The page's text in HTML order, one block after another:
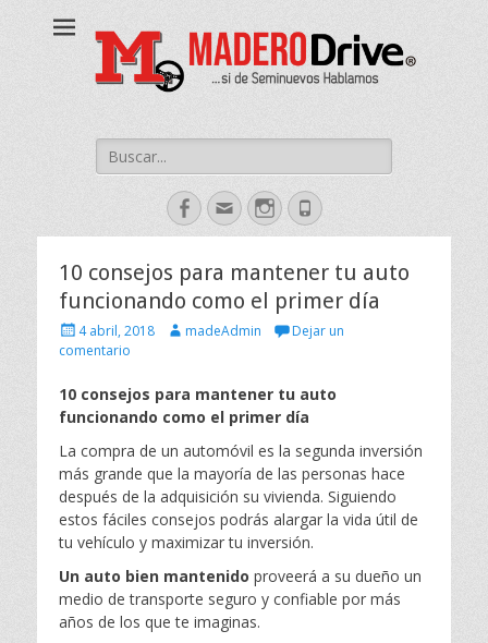
Buscar:
Facebook
Correo
electrónico
Instagram
Phone
10 consejos para mantener tu auto
funcionando como el primer día
E
s
r
i
t
o
e
4 abril, 2018
A
o
madeAdmin
Dejar un
comentario
10 consejos para mantener tu auto
funcionando como el primer día
La compra de un automóvil es la segunda inversión
más grande que la mayoría de las personas hace
después de la adquisición su vivienda. Siguiendo
estos fáciles consejos podrás alargar la vida útil de
tu vehículo y maximizar tu inversión.
Un auto bien mantenido proveerá a su dueño un
medio de transporte seguro y confiable por más
años de los que te imaginas.